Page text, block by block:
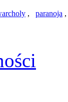
, paranoja